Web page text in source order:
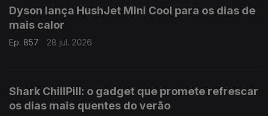
Dyson lança HushJet Mini Cool para os dias de
mais calor
Ep. 857 28 jul. 2026
Shark ChillPill: o gadget que promete refrescar
os dias mais quentes do verão